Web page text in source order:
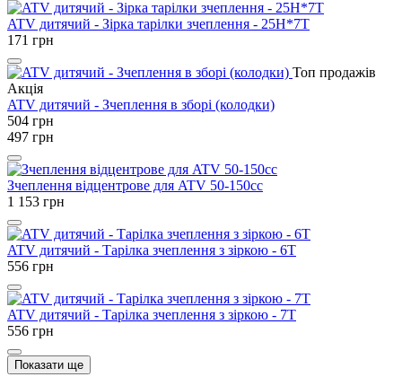
ATV дитячий - Зірка тарілки зчеплення - 25H*7Т
171 грн
Топ продажів
Акція
ATV дитячий - Зчеплення в зборі (колодки)
504 грн
497 грн
Зчеплення відцентрове для ATV 50-150cc
1 153 грн
ATV дитячий - Тарілка зчеплення з зіркою - 6Т
556 грн
ATV дитячий - Тарілка зчеплення з зіркою - 7Т
556 грн
Показати ще